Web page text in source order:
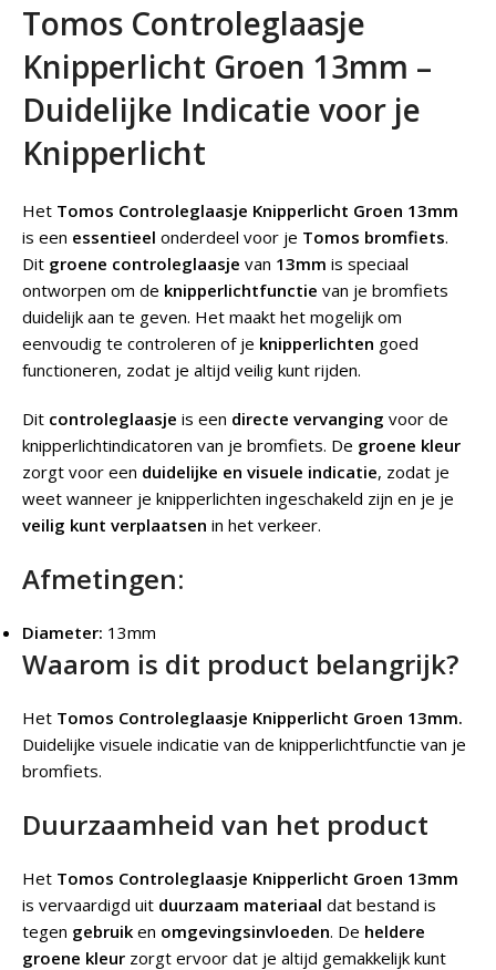
Tomos Controleglaasje
Knipperlicht Groen 13mm –
Duidelijke Indicatie voor je
Knipperlicht
Het Tomos Controleglaasje Knipperlicht Groen 13mm
is een essentieel onderdeel voor je Tomos bromfiets.
Dit groene controleglaasje van 13mm is speciaal
ontworpen om de knipperlichtfunctie van je bromfiets
duidelijk aan te geven. Het maakt het mogelijk om
eenvoudig te controleren of je knipperlichten goed
functioneren, zodat je altijd veilig kunt rijden.
Dit controleglaasje is een directe vervanging voor de
knipperlichtindicatoren van je bromfiets. De groene kleur
zorgt voor een duidelijke en visuele indicatie, zodat je
weet wanneer je knipperlichten ingeschakeld zijn en je je
veilig kunt verplaatsen in het verkeer.
Afmetingen:
Diameter: 13mm
Waarom is dit product belangrijk?
Het Tomos Controleglaasje Knipperlicht Groen 13mm.
Duidelijke visuele indicatie van de knipperlichtfunctie van je
bromfiets.
Duurzaamheid van het product
Het Tomos Controleglaasje Knipperlicht Groen 13mm
is vervaardigd uit duurzaam materiaal dat bestand is
tegen gebruik en omgevingsinvloeden. De heldere
groene kleur zorgt ervoor dat je altijd gemakkelijk kunt